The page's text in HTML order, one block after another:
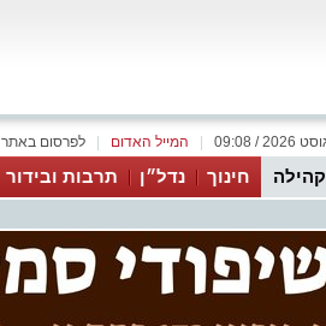
לפרסום באתר המייל האדום
קהילה חינוך נדל״ן תרבות ובידור